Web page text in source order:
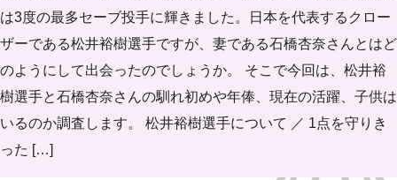
は3度の最多セーブ投手に輝きました。日本を代表するクロー
ザーである松井裕樹選手ですが、妻である石橋杏奈さんとはど
のようにして出会ったのでしょうか。 そこで今回は、松井裕
樹選手と石橋杏奈さんの馴れ初めや年俸、現在の活躍、子供は
いるのか調査します。 松井裕樹選手について ／ 1点を守りき
った […]